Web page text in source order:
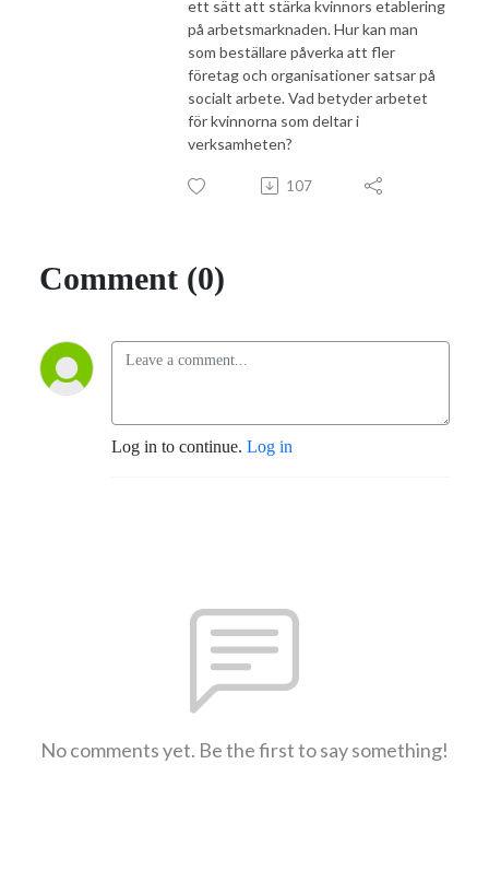
ett sätt att stärka kvinnors etablering
på arbetsmarknaden. Hur kan man
som beställare påverka att fler
företag och organisationer satsar på
socialt arbete. Vad betyder arbetet
för kvinnorna som deltar i
verksamheten?
107
Comment (0)
Log in to continue. Log in
No comments yet. Be the first to say something!